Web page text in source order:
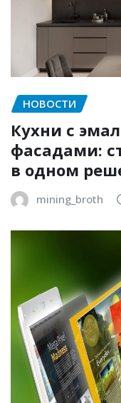
НОВОСТИ
Кухни с
фасадами:
в одном
mining_broth